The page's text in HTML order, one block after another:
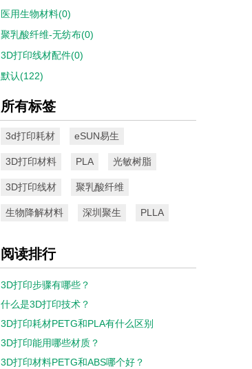
医用生物材料(0)
聚乳酸纤维-无纺布(0)
3D打印线材配件(0)
默认(122)
所有标签
3d打印耗材 eSUN易生
3D打印材料 PLA 光敏树脂
3D打印线材 聚乳酸纤维
生物降解材料 深圳聚生 PLLA
阅读排行
3D打印步骤有哪些？
什么是3D打印技术？
3D打印耗材PETG和PLA有什么区别
3D打印能用哪些材质？
3D打印材料PETG和ABS哪个好？